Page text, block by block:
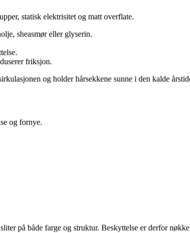
statisk elektrisitet og matt overflate.
sheasmør eller glyserin.
friksjon.
og holder hårsekkene sunne i den kalde
og fornye.
på både farge og struktur. Beskyttelse er derfor